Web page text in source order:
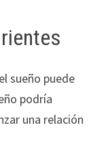
sueño puede
podría
una relación